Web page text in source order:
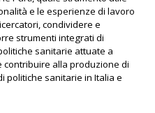
e le esperienze di lavoro
condividere e
strumenti integrati di
sanitarie attuate a
contribuire alla produzione di
politiche sanitarie in Italia e